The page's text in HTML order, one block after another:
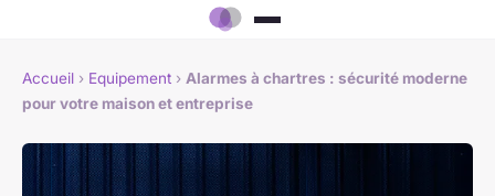
Accueil › Equipement › Alarmes à chartres : sécurité moderne
pour votre maison et entreprise